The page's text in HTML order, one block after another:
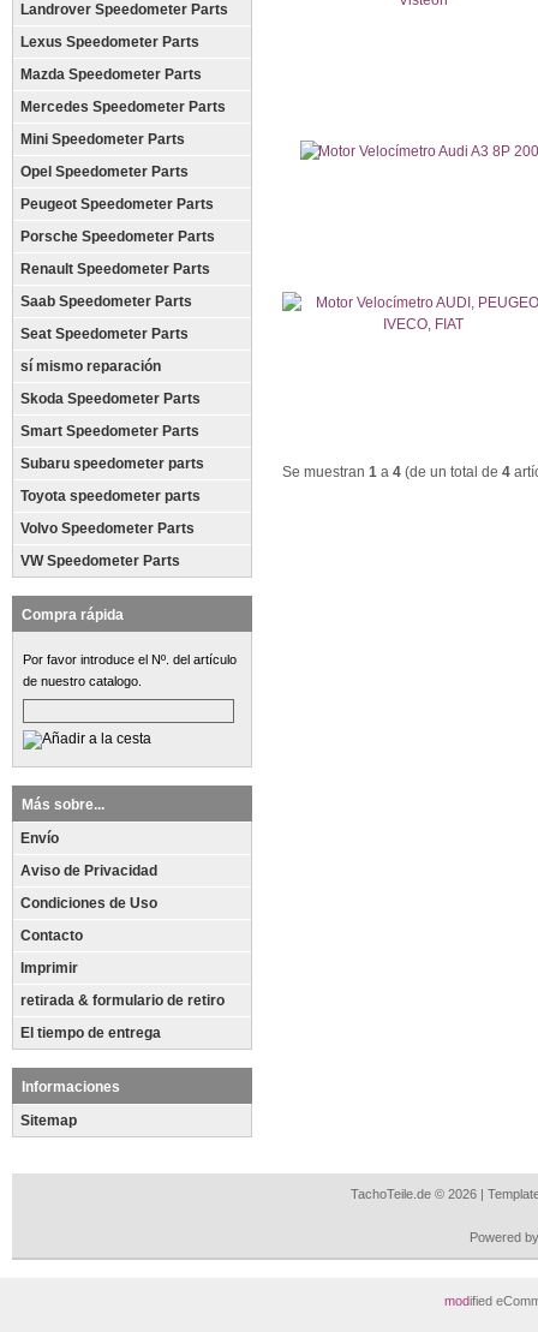
Landrover Speedometer Parts
Lexus Speedometer Parts
Mazda Speedometer Parts
Mercedes Speedometer Parts
Mini Speedometer Parts
Opel Speedometer Parts
Peugeot Speedometer Parts
Porsche Speedometer Parts
Renault Speedometer Parts
Saab Speedometer Parts
Seat Speedometer Parts
sí mismo reparación
Skoda Speedometer Parts
Smart Speedometer Parts
Subaru speedometer parts
Toyota speedometer parts
Volvo Speedometer Parts
VW Speedometer Parts
Compra rápida
Por favor introduce el Nº. del artículo
de nuestro catalogo.
Más sobre...
Envío
Aviso de Privacidad
Condiciones de Uso
Contacto
Imprimir
retirada & formulario de retiro
El tiempo de entrega
Informaciones
Sitemap
Se muestran 1 a 4 (de un total de 4
TachoTeile.de © 2026 |
Powered
modified